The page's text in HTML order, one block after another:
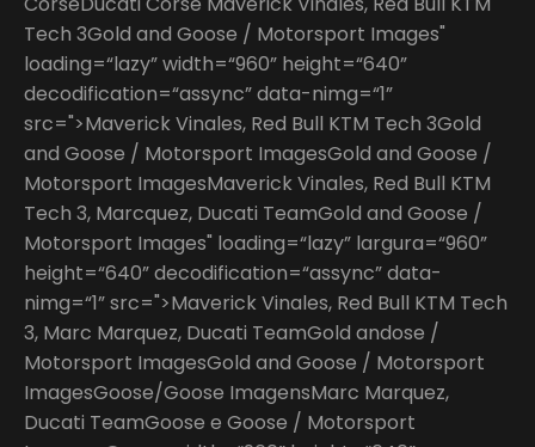
Tech 3Gold and Goose / Motorsport Images"
loading=“lazy” width=“960” height=“640”
decodification=“assync” data-nimg=“1”
src=">Maverick Vinales, Red Bull KTM Tech 3Gold
and Goose / Motorsport ImagesGold and Goose /
Motorsport ImagesMaverick Vinales, Red Bull KTM
Tech 3, Marcquez, Ducati TeamGold and Goose /
Motorsport Images" loading=“lazy” largura=“960”
height=“640” decodification=“assync” data-
nimg=“1” src=">Maverick Vinales, Red Bull KTM Tech
3, Marc Marquez, Ducati TeamGold andose /
Motorsport ImagesGold and Goose / Motorsport
ImagesGoose/Goose ImagensMarc Marquez,
Ducati TeamGoose e Goose / Motorsport